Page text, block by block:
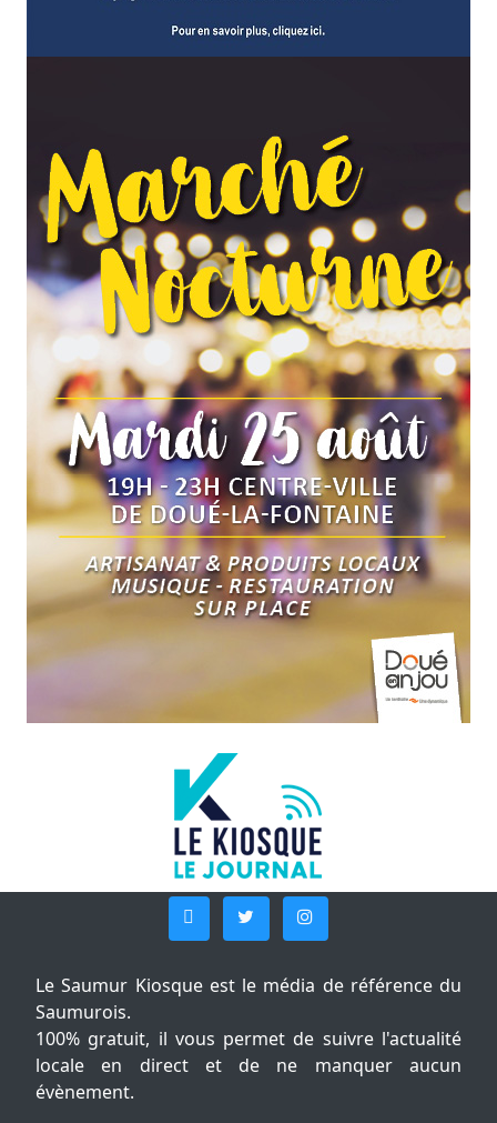
Le Saumur Kiosque est le média de référence du
Saumurois.
100% gratuit, il vous permet de suivre l'actualité
locale en direct et de ne manquer aucun
évènement.